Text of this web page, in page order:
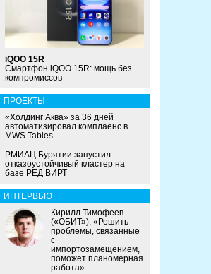
iQOO 15R
Смартфон iQOO 15R: мощь без
компромиссов
ПРОЕКТЫ
«Холдинг Аква» за 36 дней
автоматизировал комплаенс в
MWS Tables
РМИАЦ Бурятии запустил
отказоустойчивый кластер на
базе РЕД ВИРТ
ИНТЕРВЬЮ
Кирилл Тимофеев
(«ОБИТ»): «Решить
проблемы, связанные
с
импортозамещением,
поможет планомерная
работа»